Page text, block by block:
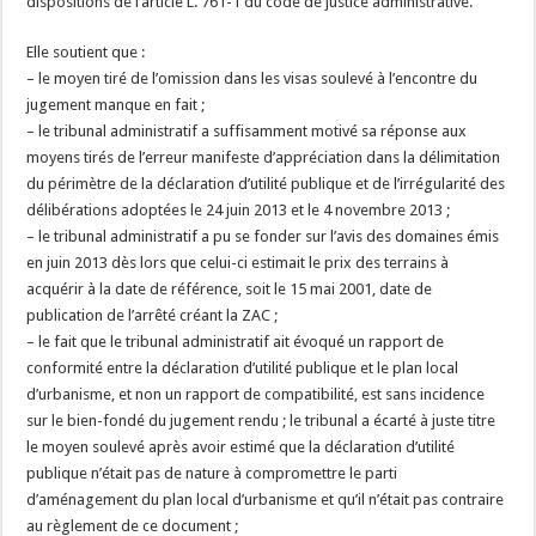
Elle soutient que :
– le moyen tiré de l’omission dans les visas soulevé à l’encontre du
jugement manque en fait ;
– le tribunal administratif a suffisamment motivé sa réponse aux
moyens tirés de l’erreur manifeste d’appréciation dans la délimitation
du périmètre de la déclaration d’utilité publique et de l’irrégularité des
délibérations adoptées le 24 juin 2013 et le 4 novembre 2013 ;
– le tribunal administratif a pu se fonder sur l’avis des domaines émis
en juin 2013 dès lors que celui-ci estimait le prix des terrains à
acquérir à la date de référence, soit le 15 mai 2001, date de
publication de l’arrêté créant la ZAC ;
– le fait que le tribunal administratif ait évoqué un rapport de
conformité entre la déclaration d’utilité publique et le plan local
d’urbanisme, et non un rapport de compatibilité, est sans incidence
sur le bien-fondé du jugement rendu ; le tribunal a écarté à juste titre
le moyen soulevé après avoir estimé que la déclaration d’utilité
publique n’était pas de nature à compromettre le parti
d’aménagement du plan local d’urbanisme et qu’il n’était pas contraire
au règlement de ce document ;